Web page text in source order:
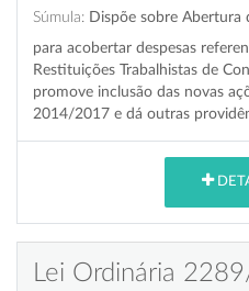
Súmula: Dispõe sobre Abertura
para acobertar despesas
Restituições Trabalhistas de
promove inclusão das novas
2014/2017 e dá outras
Lei Ordinária